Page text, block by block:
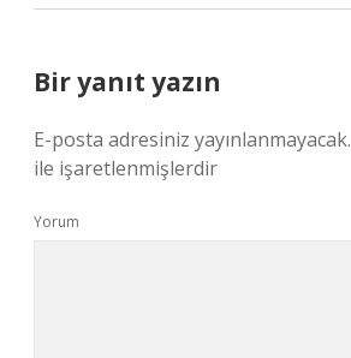
Bir yanıt yazın
E-posta adresiniz yayınlanmayacak.
ile işaretlenmişlerdir
Yorum